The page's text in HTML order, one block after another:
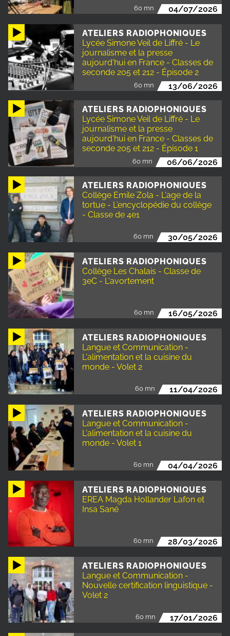
60 mn 04/07/2026
ATELIERS RADIOPHONIQUES
Lycée Simone Veil de Liffré - Le
journalisme et la presse
aujourd'hui en France - Classes de
seconde 205 et 212 - Épisode 2
60 mn 13/06/2026
ATELIERS RADIOPHONIQUES
Lycée Simone Veil de Liffré - Le
journalisme et la presse
aujourd'hui en France - Classes de
seconde 205 et 212 - Épisode 1
60 mn 06/06/2026
ATELIERS RADIOPHONIQUES
Collège Emile Zola - L'age de la
tortue - L'encyclopédie du collège
- Classe de 4e1
60 mn 30/05/2026
ATELIERS RADIOPHONIQUES
Collège Les Chalais - Classe de
3eC - L'avortement
60 mn 16/05/2026
ATELIERS RADIOPHONIQUES
Langue et Communication -
L'alimentation et la cuisine du
monde - Volet 2
60 mn 11/04/2026
ATELIERS RADIOPHONIQUES
Langue et Communication -
L'alimentation et la cuisine du
monde - Volet 1
60 mn 04/04/2026
ATELIERS RADIOPHONIQUES
EREA Magda Hollander Lafon et
Insa Sané
60 mn 28/03/2026
ATELIERS RADIOPHONIQUES
Langue et Communication -
Nouvelle certification linguistique -
Volet 2
60 mn 17/01/2026